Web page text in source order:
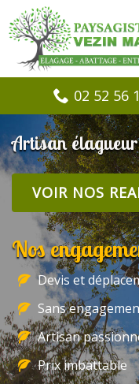
02 52 56
Artisan
VOIR NOS
Nos
Devis et
Sans
Artisan
Prix imbattable